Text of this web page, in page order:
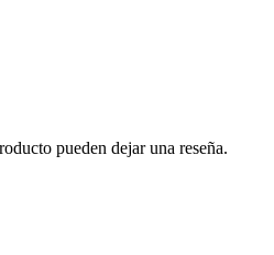
pueden dejar una reseña.